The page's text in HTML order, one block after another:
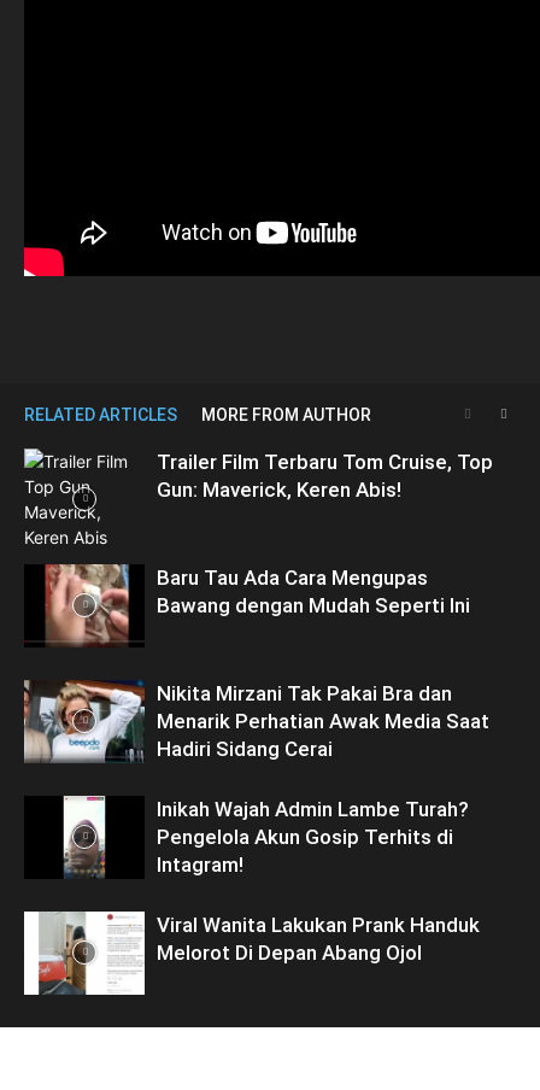
RELATED ARTICLES MORE FROM AUTHOR
Trailer Film Terbaru Tom Cruise, Top
Gun: Maverick, Keren Abis!
Baru Tau Ada Cara Mengupas
Bawang dengan Mudah Seperti Ini
Nikita Mirzani Tak Pakai Bra dan
Menarik Perhatian Awak Media Saat
Hadiri Sidang Cerai
Inikah Wajah Admin Lambe Turah?
Pengelola Akun Gosip Terhits di
Intagram!
Viral Wanita Lakukan Prank Handuk
Melorot Di Depan Abang Ojol